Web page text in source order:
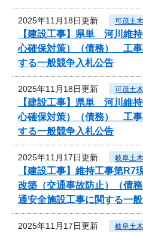
2025年11月18日更新 可茂土
【建設工事】県単 河川維
心確保対策）（債務） 工事
する一般競争入札公告
2025年11月18日更新 可茂土
【建設工事】県単 河川維
心確保対策）（債務） 工事
する一般競争入札公告
2025年11月17日更新 岐阜土
【建設工事】維持工事第
改築（交通事故防止）（
通安全施設工事に関する一
2025年11月17日更新 岐阜土